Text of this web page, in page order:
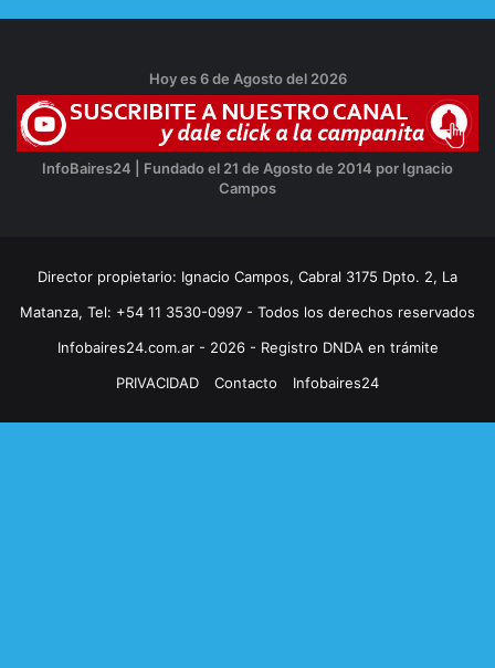
Hoy es 6 de Agosto del 2026
InfoBaires24 | Fundado el 21 de Agosto de 2014 por Ignacio
Campos
Director propietario: Ignacio Campos, Cabral 3175 Dpto. 2, La
Matanza, Tel: +54 11 3530-0997 - Todos los derechos reservados
Infobaires24.com.ar - 2026 - Registro DNDA en trámite
PRIVACIDAD
Contacto Infobaires24